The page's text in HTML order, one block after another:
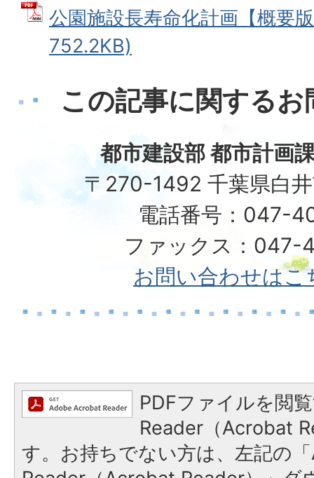
公園施設長寿命化計画【概要
752.2KB)
この記事に関する
都市建設部 都市計画
〒270-1492 千葉県白
電話番号：047-
ファックス：047-
お問い合わせはこ
PDFファイルを閲
Reader（Acrobat
す。お持ちでない方は、左記の